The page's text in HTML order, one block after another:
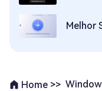
Melhor
Home >>